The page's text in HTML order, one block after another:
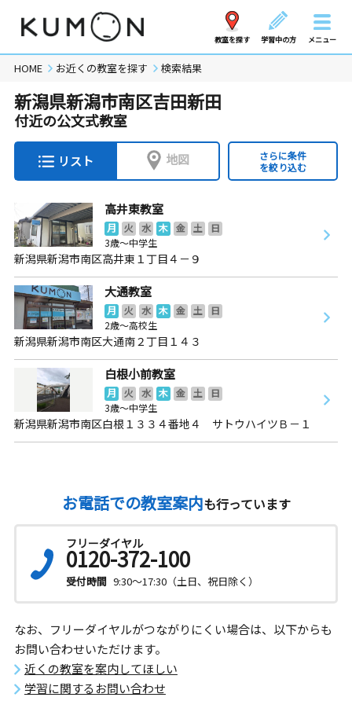
教室を探す 学習中の方 メニュー
HOME お近くの教室を探す 検索結果
新潟県新潟市南区吉田新田
付近の公文式教室
リスト 地図
さらに条件
を絞り込む
高井東教室
月 火 水 木 金 土
日
3歳～中学生
新潟県新潟市南区高井東１丁目４－９
大通教室
月 火 水 木 金 土
日
2歳～高校生
新潟県新潟市南区大通南２丁目１４３
白根小前教室
月 火 水 木 金 土
日
3歳～中学生
新潟県新潟市南区白根１３３４番地４ サトウハイツＢ－１
お電話での教室案内も行っています
フリーダイヤル
0120-372-100
受付時間 9:30～17:30（土日、祝日除く）
なお、フリーダイヤルがつながりにくい場合は、以下からも
お問い合わせいただけます。
近くの教室を案内してほしい
学習に関するお問い合わせ